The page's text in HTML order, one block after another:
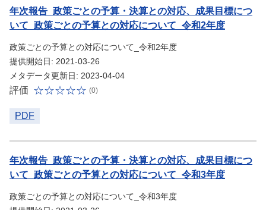
年次報告_政策ごとの予算・決算との対応、成果目標につ
いて_政策ごとの予算との対応について_令和2年度
政策ごとの予算との対応について_令和2年度
提供開始日: 2021-03-26
メタデータ更新日: 2023-04-04
評価 (0)
PDF
年次報告_政策ごとの予算・決算との対応、成果目標につ
いて_政策ごとの予算との対応について_令和3年度
政策ごとの予算との対応について_令和3年度